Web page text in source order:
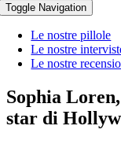
Toggle Navigation
Le nostre pillole
Le nostre
Le nostre
Sophia
star di